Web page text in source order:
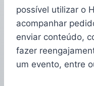
possível utilizar o
acompanhar
enviar conteúdo,
fazer
um evento, entre